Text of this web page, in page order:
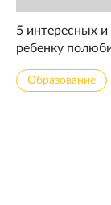
5 интересных
ребенку
Образование